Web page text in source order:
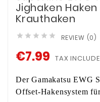
Jighaken Haken
Krauthaken
     REVIEW (0)
€7.99 TAX
Der Gamakatsu EWG
Offset-Hakensystem